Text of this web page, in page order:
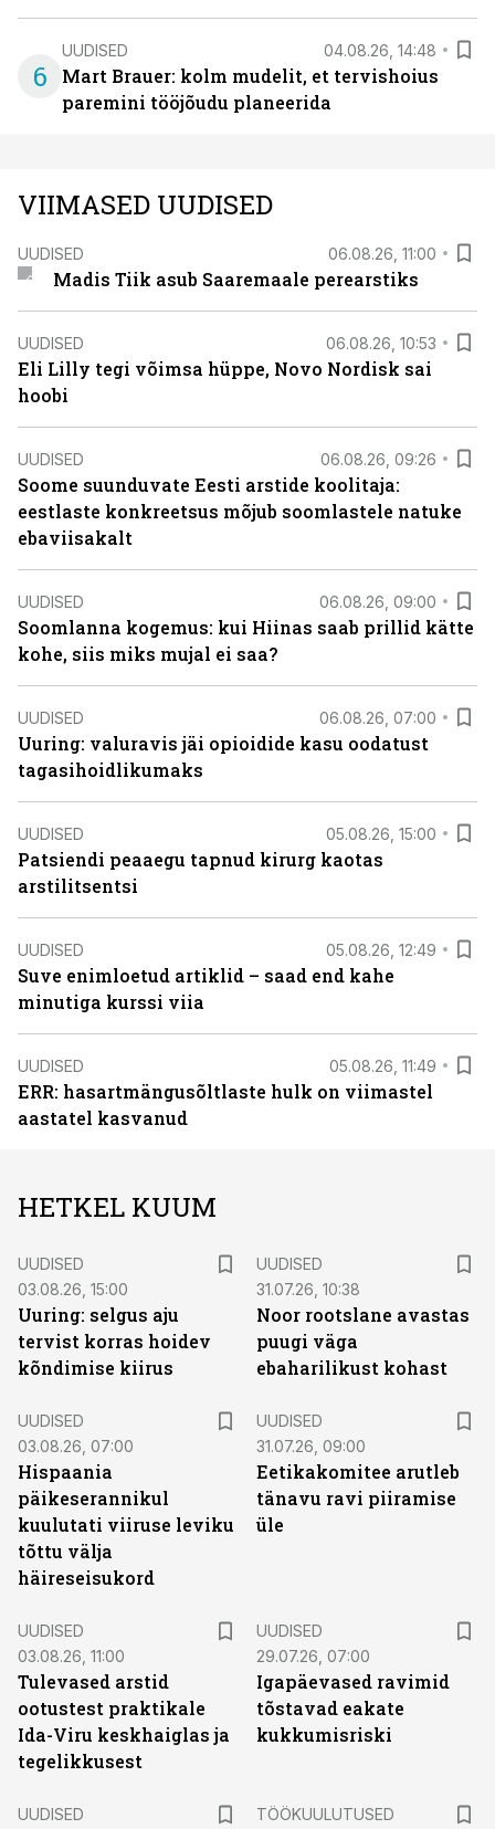
6
UUDISED 04.08.26, 14:48
Mart Brauer: kolm mudelit, et tervishoius
paremini tööjõudu planeerida
VIIMASED UUDISED
UUDISED 06.08.26, 11:00
Madis Tiik asub Saaremaale perearstiks
UUDISED 06.08.26, 10:53
Eli Lilly tegi võimsa hüppe, Novo Nordisk sai
hoobi
UUDISED 06.08.26, 09:26
Soome suunduvate Eesti arstide koolitaja:
eestlaste konkreetsus mõjub soomlastele natuke
ebaviisakalt
UUDISED 06.08.26, 09:00
Soomlanna kogemus: kui Hiinas saab prillid kätte
kohe, siis miks mujal ei saa?
UUDISED 06.08.26, 07:00
Uuring: valuravis jäi opioidide kasu oodatust
tagasihoidlikumaks
UUDISED 05.08.26, 15:00
Patsiendi peaaegu tapnud kirurg kaotas
arstilitsentsi
UUDISED 05.08.26, 12:49
Suve enimloetud artiklid – saad end kahe
minutiga kurssi viia
UUDISED 05.08.26, 11:49
ERR: hasartmängusõltlaste hulk on viimastel
aastatel kasvanud
HETKEL KUUM
UUDISED
03.08.26, 15:00
Uuring: selgus aju
tervist korras hoidev
kõndimise kiirus
UUDISED
31.07.26, 10:38
Noor rootslane avastas
puugi väga
ebaharilikust kohast
UUDISED
03.08.26, 07:00
Hispaania
päikeserannikul
kuulutati viiruse leviku
tõttu välja
häireseisukord
UUDISED
31.07.26, 09:00
Eetikakomitee arutleb
tänavu ravi piiramise
üle
UUDISED
03.08.26, 11:00
Tulevased arstid
ootustest praktikale
Ida-Viru keskhaiglas ja
tegelikkusest
UUDISED
29.07.26, 07:00
Igapäevased ravimid
tõstavad eakate
kukkumisriski
UUDISED
TÖÖKUULUTUSED